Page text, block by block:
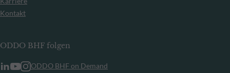
Kontakt
ODDO BHF folgen
ODDO BHF on Demand